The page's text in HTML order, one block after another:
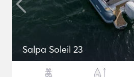
Salpa Soleil 23